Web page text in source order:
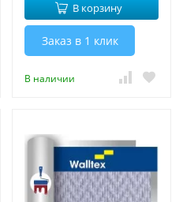
В корзину
Заказ в 1 клик
В наличии